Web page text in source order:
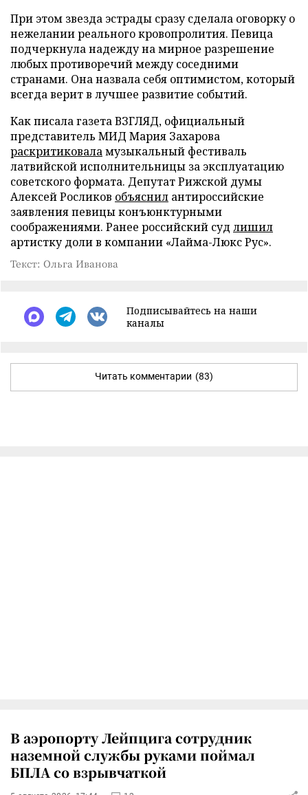
При этом звезда эстрады сразу сделала оговорку о
нежелании реального кровопролития. Певица
подчеркнула надежду на мирное разрешение
любых противоречий между соседними
странами. Она назвала себя оптимистом, который
всегда верит в лучшее развитие событий.
Как писала газета ВЗГЛЯД, официальный
представитель МИД Мария Захарова
раскритиковаламузыкальный фестиваль
латвийской исполнительницы за эксплуатацию
советского формата. Депутат Рижской думы
Алексей Росликов объяснил антироссийские
заявления певицы конъюнктурными
соображениями. Ранее российский суд лишил
артистку доли в компании «Лайма-Люкс Рус».
Текст: Ольга Иванова
Подписывайтесь на наши
каналы
Читать комментарии (83)
В аэропорту Лейпцига сотрудник
наземной службы руками поймал
БПЛА со взрывчаткой